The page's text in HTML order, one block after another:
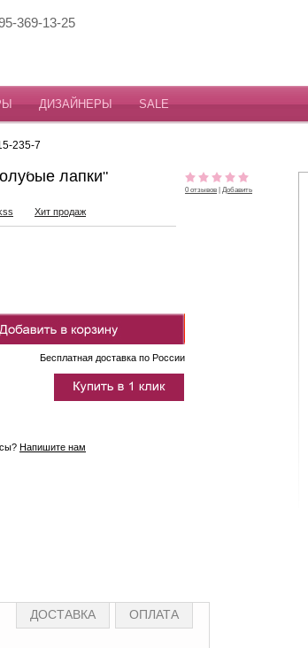
369-13-25
ДИЗАЙНЕРЫ SALE
235-7
0 отзывов Добавить
лапки"
Хит продаж
Бесплатная доставка по России
Напишите нам
ДОСТАВКА ОПЛАТА